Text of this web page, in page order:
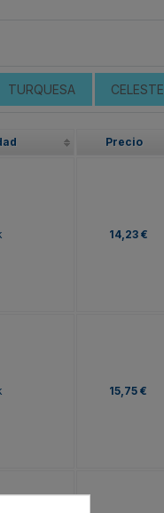
TURQUESA CELESTE
Precio
14,23 €
15,75 €